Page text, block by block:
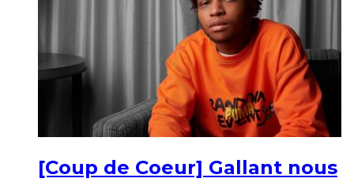
[Coup de Coeur] Gallant nous